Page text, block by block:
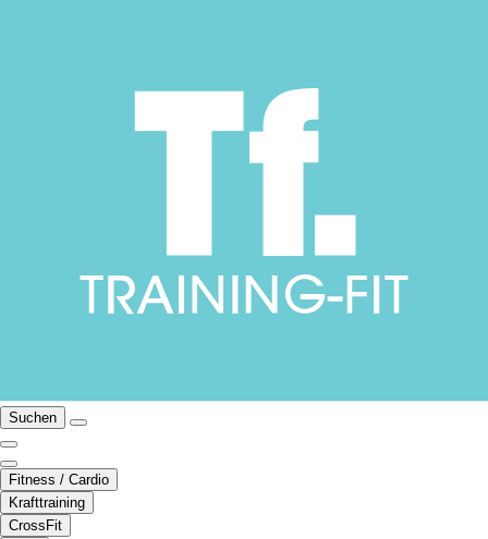
Suchen
Fitness / Cardio
Krafttraining
CrossFit